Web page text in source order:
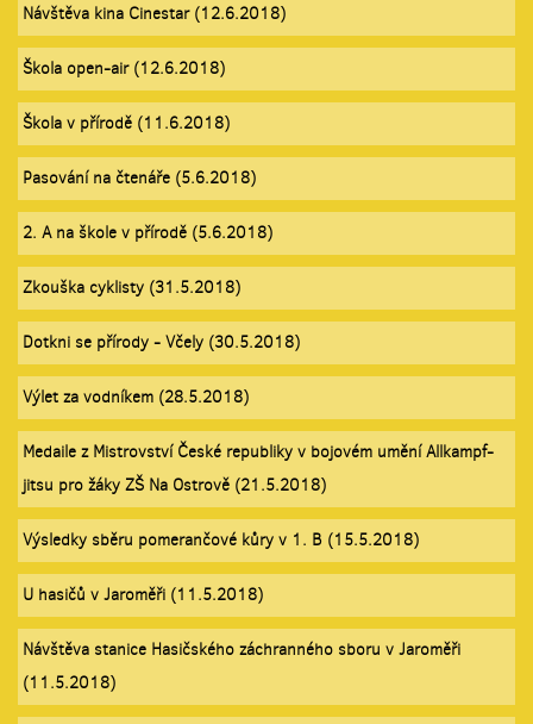
Návštěva kina Cinestar (12.6.2018)
Škola open-air (12.6.2018)
Škola v přírodě (11.6.2018)
Pasování na čtenáře (5.6.2018)
2. A na škole v přírodě (5.6.2018)
Zkouška cyklisty (31.5.2018)
Dotkni se přírody - Včely (30.5.2018)
Výlet za vodníkem (28.5.2018)
Medaile z Mistrovství České republiky v bojovém umění Allkampf-
jitsu pro žáky ZŠ Na Ostrově (21.5.2018)
Výsledky sběru pomerančové kůry v 1. B (15.5.2018)
U hasičů v Jaroměři (11.5.2018)
Návštěva stanice Hasičského záchranného sboru v Jaroměři
(11.5.2018)